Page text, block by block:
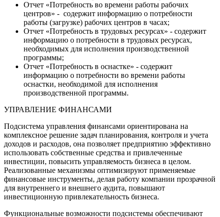
Отчет «Потребность во времени работы рабочих
центров» - содержит информацию о потребности
работы (загрузке) рабочих центров в часах;
Отчет «Потребность в трудовых ресурсах» - содержит
информацию о потребности в трудовых ресурсах,
необходимых для исполнения производственной
программы;
Отчет «Потребность в оснастке» - содержит
информацию о потребности во времени работы
оснастки, необходимой для исполнения
производственной программы.
УПРАВЛЕНИЕ ФИНАНСАМИ
Подсистема управления финансами ориентирована на
комплексное решение задач планирования, контроля и учета
доходов и расходов, она позволяет предприятию эффективно
использовать собственные средства и привлеченные
инвестиции, повысить управляемость бизнеса в целом.
Реализованные механизмы оптимизируют применяемые
финансовые инструменты, делая работу компании прозрачной
для внутреннего и внешнего аудита, повышают
инвестиционную привлекательность бизнеса.
Функциональные возможности подсистемы обеспечивают